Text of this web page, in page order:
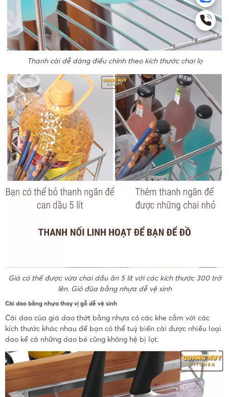
Thanh cài dễ dàng điều chỉnh theo kích thước chai lọ
Giá có thể được vừa chai dầu ăn 5 lít với các kích thước 300 trở
lên. Giỏ đũa bằng nhựa dễ vệ sinh
Cài dao bằng nhựa thay vị gỗ dễ vệ sinh
Cài dao của giá dao thớt bằng nhựa có các khe cắm với các
kích thước khác nhau để bạn có thể tuỳ biến cài được nhiều loại
dao kể cả những dao bé cũng không hệ bị lọt.